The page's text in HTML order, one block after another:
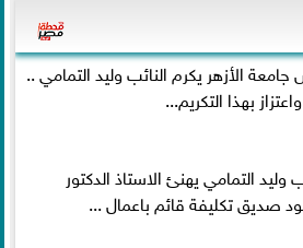
جامعة الأزهر يكرم النائب وليد التمامي ..
بهذا التكريم...
وليد التمامي يهنئ الاستاذ الدكتور
صديق تكليفة قائم باعمال ...